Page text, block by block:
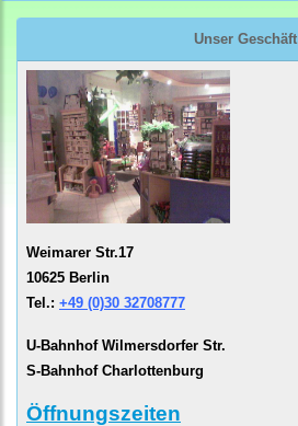
Unser Geschäft
Weimarer Str.17
10625 Berlin
Tel.: +49 (0)30 32708777
U-Bahnhof Wilmersdorfer Str.
S-Bahnhof Charlottenburg
Öffnungszeiten